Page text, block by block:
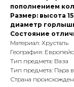
пополнением
Размер: высота
диаметр
Состояние
Материал: Хрусталь
География:
Тип предмета: Ваза
Тип предмета: Пара
Страна